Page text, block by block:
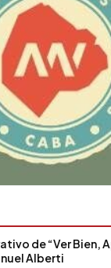
de “Ver Bien,
Alberti